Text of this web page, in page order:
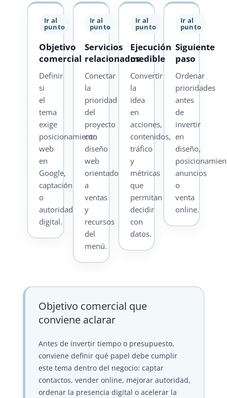
Ir al
punto
Objetivo
comercial
Definir
si
el
tema
exige
posicionamiento
web
en
Google,
captación
o
autoridad
digital.
Ir al
punto
Servicios
relacionados
Conectar
la
prioridad
del
proyecto
con
diseño
web
orientado
a
ventas
y
recursos
del
menú.
Ir al
punto
Ejecución
medible
Convertir
la
idea
en
acciones,
contenidos,
tráfico
y
métricas
que
permitan
decidir
con
datos.
Ir al
punto
Siguiente
paso
Ordenar
prioridades
antes
de
invertir
en
diseño,
anuncios
o
venta
online.
Objetivo comercial que
conviene aclarar
Antes de invertir tiempo o presupuesto,
conviene definir qué papel debe cumplir
este tema dentro del negocio: captar
contactos, vender online, mejorar autoridad,
ordenar la presencia digital o acelerar la